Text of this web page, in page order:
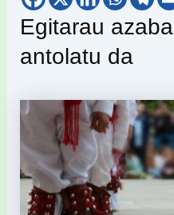
Egitarau
antolatu da